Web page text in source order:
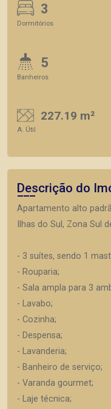
3
Dormitórios
5
Banheiros
227.19 m²
A. Útil
Descrição do
Apartamento alto
Ilhas do Sul, Zona Sul
- 3 suítes, sendo 1
- Rouparia;
- Sala ampla para 3
- Lavabo;
- Cozinha;
- Despensa;
- Lavanderia;
- Banheiro de serviço;
- Varanda gourmet;
- Laje técnica;